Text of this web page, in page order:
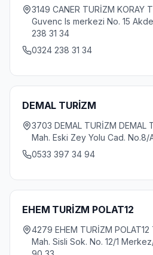
3149 CANER TURİZM KORAY
Guvenc Is merkezi No. 15
238 31 34
0324 238 31 34
DEMAL TURİZM
3703 DEMAL TURİZM DEMAL
Mah. Eski Zey Yolu Cad. No.8/
0533 397 34 94
EHEM TURİZM POLAT12
4279 EHEM TURİZM POLAT12
Mah. Sisli Sok. No. 12/1